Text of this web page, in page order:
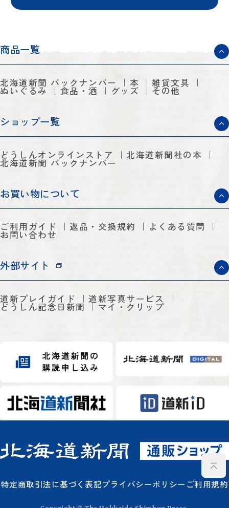
商品一覧
北海道新聞 バックナンバー 本 雑貨文具
ぬいぐるみ 食品・酒 グッズ その他
ショップ一覧
どうしんオンラインストア 北海道新聞社の本
北海道新聞 バックナンバー
お買い物について
ご利用ガイド 返品・交換規約 よくある質問
お問い合わせ
外部サイト
道新プレイガイド 道新写真サービス
どうしん記念日新聞 マイ・クリップ
特定商取引法に基づく表記プライバシーポリシー ご利用規約